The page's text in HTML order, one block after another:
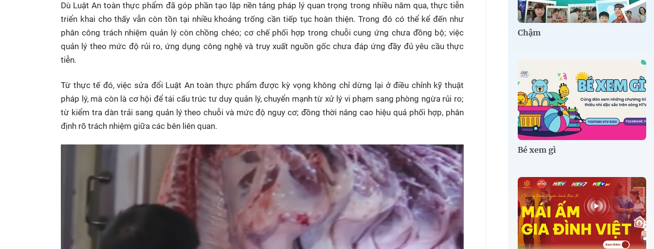
Dù Luật An toàn thực phẩm đã góp phần tạo lập nền tảng pháp lý quan trọng trong nhiều năm qua, thực tiễn
triển khai cho thấy vẫn còn tồn tại nhiều khoảng trống cần tiếp tục hoàn thiện. Trong đó có thể kể đến như
phân công trách nhiệm quản lý còn chồng chéo; cơ chế phối hợp trong chuỗi cung ứng chưa đồng bộ; việc
quản lý theo mức độ rủi ro, ứng dụng công nghệ và truy xuất nguồn gốc chưa đáp ứng đầy đủ yêu cầu thực
tiễn.
Từ thực tế đó, việc sửa đổi Luật An toàn thực phẩm được kỳ vọng không chỉ dừng lại ở điều chỉnh kỹ thuật
pháp lý, mà còn là cơ hội để tái cấu trúc tư duy quản lý, chuyển mạnh từ xử lý vi phạm sang phòng ngừa rủi ro;
từ kiểm tra dàn trải sang quản lý theo chuỗi và mức độ nguy cơ; đồng thời nâng cao hiệu quả phối hợp, phân
định rõ trách nhiệm giữa các bên liên quan.
Chậm
Bé xem gì